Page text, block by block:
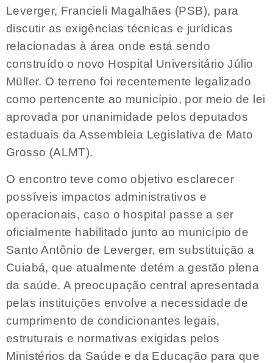
Leverger, Francieli Magalhães (PSB), para
discutir as exigências técnicas e jurídicas
relacionadas à área onde está sendo
construído o novo Hospital Universitário Júlio
Müller. O terreno foi recentemente legalizado
como pertencente ao município, por meio de lei
aprovada por unanimidade pelos deputados
estaduais da Assembleia Legislativa de Mato
Grosso (ALMT).
O encontro teve como objetivo esclarecer
possíveis impactos administrativos e
operacionais, caso o hospital passe a ser
oficialmente habilitado junto ao município de
Santo Antônio de Leverger, em substituição a
Cuiabá, que atualmente detém a gestão plena
da saúde. A preocupação central apresentada
pelas instituições envolve a necessidade de
cumprimento de condicionantes legais,
estruturais e normativas exigidas pelos
Ministérios da Saúde e da Educação para que